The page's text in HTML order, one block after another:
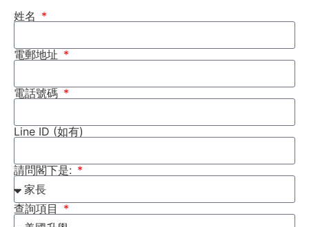
姓名
電郵地址
電話號碼
Line ID (如有)
請問閣下是:
查詢項目